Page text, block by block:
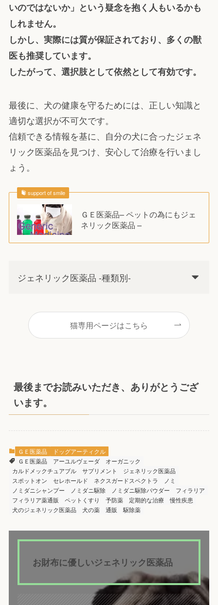
いのではないか」という疑念を抱く人もいるかも
しれません。
しかし、実際には質が保証されており、多くの獣
医も推奨しています。
したがって、選択肢として依然として有効です。
最後に、犬の健康を守るためには、正しい知識と
適切な選択が不可欠です。
信頼できる情報を基に、自分の犬に合ったジェネ
リック医薬品を見つけ、安心して治療を行いまし
ょう。
support of smile
ＧＥ医薬品– ペットの為にもジェ
ネリック医薬品 –
ジェネリック医薬品 -種類別-
猫専用ページはこちら
最後までお読みいただき、ありがとうござ
います。
ＧＥ医薬品
ドッグアーティクル
ＧＥ医薬品
アーユルヴェーダ
オーガニック
カルドメックチュアブル
サプリメント
ジェネリック医薬品
スポットオン
セレホールド ネクスガードスペクトラ
ノミ
ノミダニシャンプー
ノミダニ駆除 ノミダニ駆除パウダー
フィラリア
フィラリア薬通販
ペットくすり 予防薬 定期的な治療
慢性疾患
犬のジェネリック医薬品
犬の薬 通販 駆除薬
お財布に優しいジェネリック医薬品